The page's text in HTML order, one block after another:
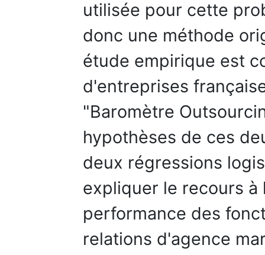
utilisée pour cette
donc une méthode
étude empirique est
d'entreprises
"Baromètre
hypothèses de ces
deux régressions
expliquer le recours
performance des
relations d'agence